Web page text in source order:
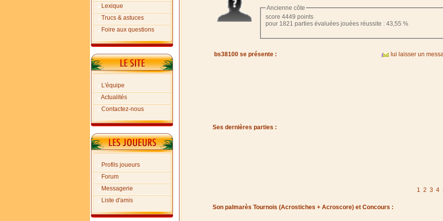
Lexique
Trucs & astuces
Foire aux questions
L'équipe
Actualités
Contactez-nous
Profils joueurs
Forum
Messagerie
Liste d'amis
Ancienne côte
score 4449 points
pour 1821 parties évaluées jouées réussite : 43,55 %
bs38100 se présente : lui laisser un
Ses dernières parties :
1 2 3 4
Son palmarès Tournois (Acrostiches + Acroscore) et Concours :